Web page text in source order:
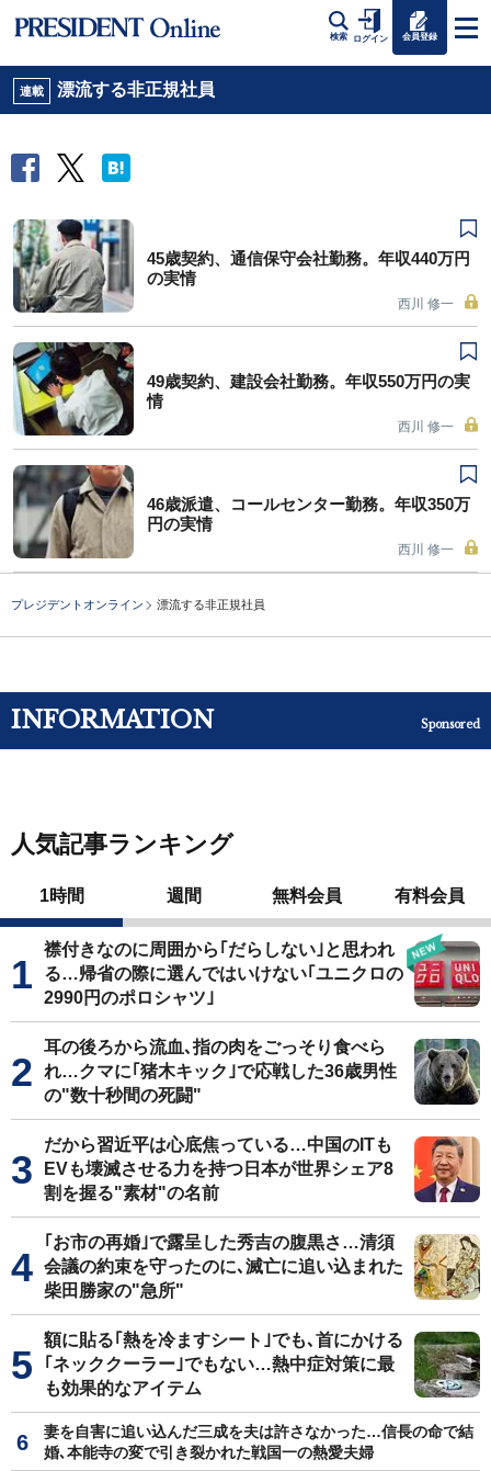
検索 ログイン 会員登録
連載 漂流する非正規社員
45歳契約、通信保守会社勤務。年収440万円
の実情
西川 修一
49歳契約、建設会社勤務。年収550万円の実
情
西川 修一
46歳派遣、コールセンター勤務。年収350万
円の実情
西川 修一
プレジデントオンライン 漂流する非正規社員
INFORMATION Sponsored
人気記事ランキング
1時間 週間 無料会員 有料会員
襟付きなのに周囲から｢だらしない｣と思われ
る…帰省の際に選んではいけない｢ユニクロの
2990円のポロシャツ｣
耳の後ろから流血､指の肉をごっそり食べら
れ…クマに｢猪木キック｣で応戦した36歳男性
の"数十秒間の死闘"
だから習近平は心底焦っている…中国のITも
EVも壊滅させる力を持つ日本が世界シェア8
割を握る"素材"の名前
｢お市の再婚｣で露呈した秀吉の腹黒さ…清須
会議の約束を守ったのに､滅亡に追い込まれた
柴田勝家の"急所"
額に貼る｢熱を冷ますシート｣でも､首にかける
｢ネッククーラー｣でもない…熱中症対策に最
も効果的なアイテム
妻を自害に追い込んだ三成を夫は許さなかった…信長の命で結
婚､本能寺の変で引き裂かれた戦国一の熱愛夫婦